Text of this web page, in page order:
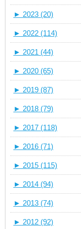
► 2023 (20)
► 2022 (114)
► 2021 (44)
► 2020 (65)
► 2019 (87)
► 2018 (79)
► 2017 (118)
► 2016 (71)
► 2015 (115)
► 2014 (94)
► 2013 (74)
► 2012 (92)